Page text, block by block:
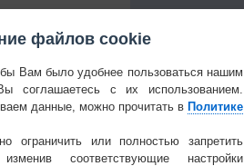
уровень УФ-
дня к ночи и от
в летние
часами дня по
радиации
небе, но
благодаря
источники
файлов cookie
Вам было удобнее пользоваться нашим
соглашаетесь с их использованием.
данные, можно прочитать в Политике
ограничить или полностью запретить
соответствующие настройки